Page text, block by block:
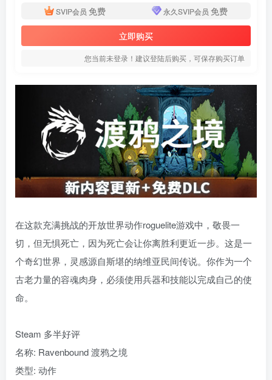
SVIP会员 免费 永久SVIP会员 免费
立即购买
您当前未登录！建议登陆后购买，可保存购买订单
在这款充满挑战的开放世界动作roguelite游戏中，敬畏一
切，但无惧死亡，因为死亡会让你离胜利更近一步。这是一
个奇幻世界，灵感源自斯堪的纳维亚民间传说。你作为一个
古老力量的容魂肉身，必须使用兵器和技能以完成自己的使
命。
Steam 多半好评
名称: Ravenbound 渡鸦之境
类型: 动作